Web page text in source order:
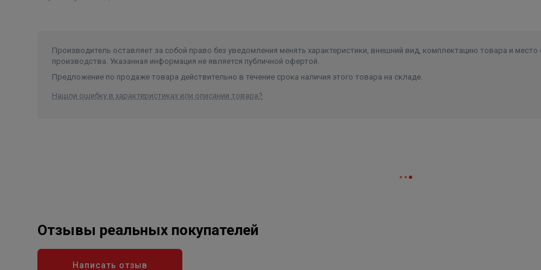
Производитель оставляет за собой право без уведомления менять характеристики, внешний вид, комплектацию товара и место
производства. Указанная информация не является публичной офертой.
Предложение по продаже товара действительно в течение срока наличия этого товара на складе.
Нашли ошибку в характеристиках или описании товара?
Отзывы реальных покупателей
Написать отзыв